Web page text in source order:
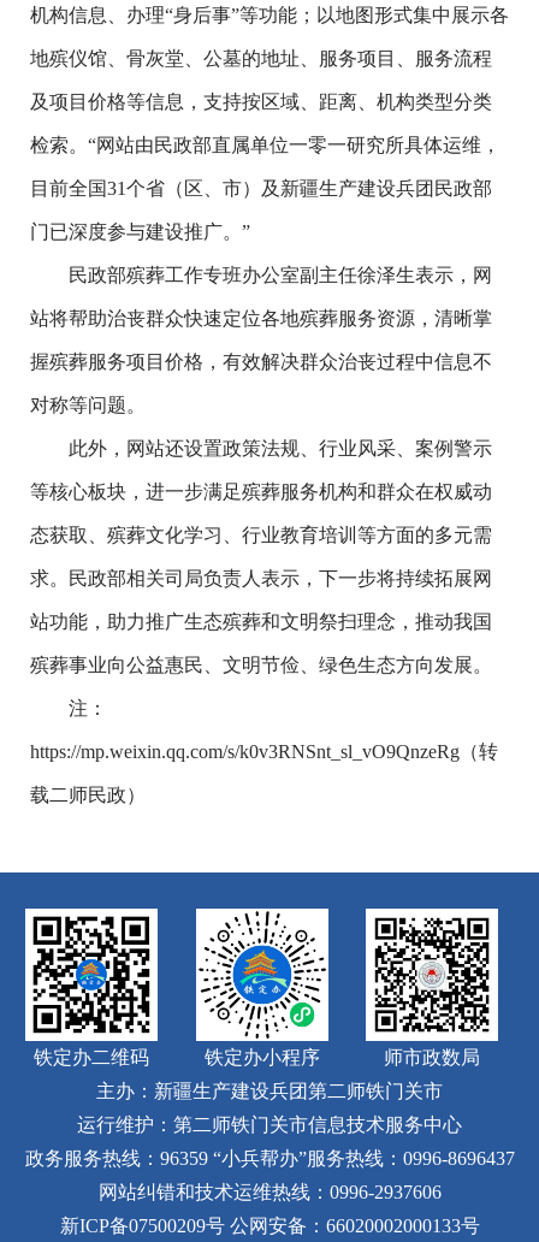
机构信息、办理“身后事”等功能；以地图形式集中展示各
地殡仪馆、骨灰堂、公墓的地址、服务项目、服务流程
及项目价格等信息，支持按区域、距离、机构类型分类
检索。“网站由民政部直属单位一零一研究所具体运维，
目前全国31个省（区、市）及新疆生产建设兵团民政部
门已深度参与建设推广。”
民政部殡葬工作专班办公室副主任徐泽生表示，网
站将帮助治丧群众快速定位各地殡葬服务资源，清晰掌
握殡葬服务项目价格，有效解决群众治丧过程中信息不
对称等问题。
此外，网站还设置政策法规、行业风采、案例警示
等核心板块，进一步满足殡葬服务机构和群众在权威动
态获取、殡葬文化学习、行业教育培训等方面的多元需
求。民政部相关司局负责人表示，下一步将持续拓展网
站功能，助力推广生态殡葬和文明祭扫理念，推动我国
殡葬事业向公益惠民、文明节俭、绿色生态方向发展。
注：
https://mp.weixin.qq.com/s/k0v3RNSnt_sl_vO9QnzeRg（转
载二师民政）
铁定办二维码 铁定办小程序
师市政数局
主办：新疆生产建设兵团第二师铁门关市
运行维护：第二师铁门关市信息技术服务中心
政务服务热线：96359 “小兵帮办”服务热线：0996-8696437
网站纠错和技术运维热线：0996-2937606
新ICP备07500209号 公网安备：66020002000133号